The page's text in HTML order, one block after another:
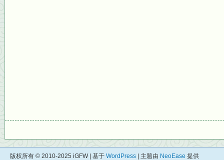
版权所有 © 2010-2025 iGFW | 基于 WordPress | 主题由 NeoEase 提供